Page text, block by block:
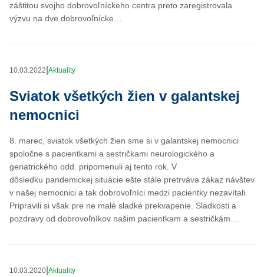
záštitou svojho dobrovoľníckeho centra preto zaregistrovala
výzvu na dve dobrovoľnícke…
10.03.2022 Aktuality
Sviatok všetkých žien v galantskej
nemocnici
8. marec, sviatok všetkých žien sme si v galantskej nemocnici
spoločne s pacientkami a sestričkami neurologického a
geriatrického odd. pripomenuli aj tento rok. V
dôsledku pandemickej situácie ešte stále pretrváva zákaz návštev
v našej nemocnici a tak dobrovoľníci medzi pacientky nezavítali.
Pripravili si však pre ne malé sladké prekvapenie. Sladkosti a
pozdravy od dobrovoľníkov našim pacientkam a sestričkám…
10.03.2020 Aktuality